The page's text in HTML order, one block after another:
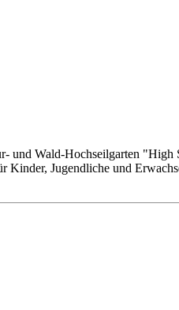
und Wald-Hochseilgarten
Jugendliche und